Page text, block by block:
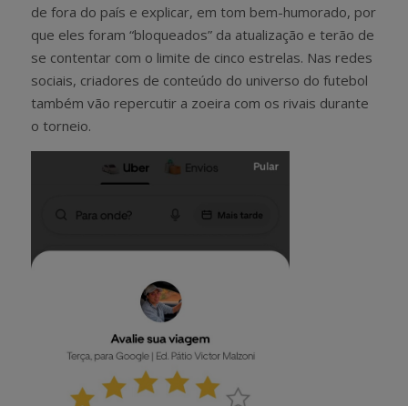
de fora do país e explicar, em tom bem-humorado, por
que eles foram “bloqueados” da atualização e terão de
se contentar com o limite de cinco estrelas. Nas redes
sociais, criadores de conteúdo do universo do futebol
também vão repercutir a zoeira com os rivais durante
o torneio.